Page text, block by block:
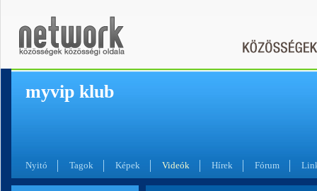
myvip klub
Nyitó Tagok Képek Videók Hírek Fórum